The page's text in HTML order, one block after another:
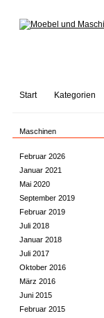
Start Kategorien
Maschinen
Februar 2026
Januar 2021
Mai 2020
September 2019
Februar 2019
Juli 2018
Januar 2018
Juli 2017
Oktober 2016
März 2016
Juni 2015
Februar 2015